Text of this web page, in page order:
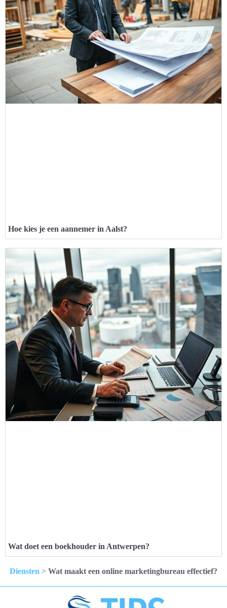
Hoe kies je een aannemer in Aalst?
Wat doet een boekhouder in Antwerpen?
Diensten > Wat maakt een online marketingbureau effectief?